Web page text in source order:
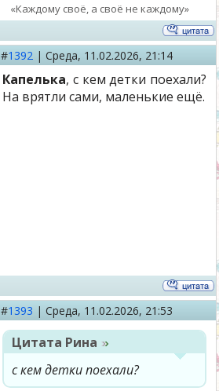
«Каждому своё, а своё не каждому»
#1392 | Среда, 11.02.2026, 21:14
Капелька, с кем детки поехали?
На врятли сами, маленькие ещё.
#1393 | Среда, 11.02.2026, 21:53
Цитата Рина
с кем детки поехали?